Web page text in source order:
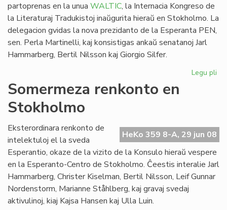
partoprenas en la unua WALTIC, la Internacia Kongreso de
la Literaturaj Tradukistoj inaŭgurita hieraŭ en Stokholmo. La
delegacion gvidas la nova prezidanto de la Esperanta PEN,
sen. Perla Martinelli, kaj konsistigas ankaŭ senatanoj Jarl
Hammarberg, Bertil Nilsson kaj Giorgio Silfer.
Legu pli
Somermeza renkonto en
Stokholmo
HeKo 359 8-A, 29 jun 08
Eksterordinara renkonto de
intelektuloj el la sveda
Esperantio, okaze de la vizito de la Konsulo hieraŭ vespere
en la Esperanto-Centro de Stokholmo. Ĉeestis interalie Jarl
Hammarberg, Christer Kiselman, Bertil Nilsson, Leif Gunnar
Nordenstorm, Marianne Ståhlberg, kaj gravaj svedaj
aktivulinoj, kiaj Kajsa Hansen kaj Ulla Luin.